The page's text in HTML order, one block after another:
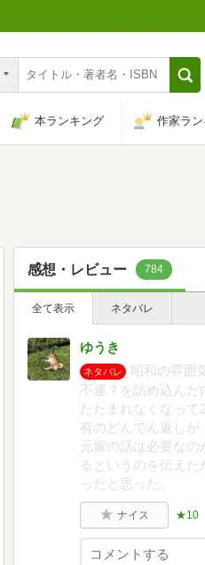
本ランキング 作家ラ
感想・レビュー 784
全て表示 ネタバレ
ゆうき
ネタバレ
昭和の雰囲
不運？を詰め込ん
たたまれなくなっ
有のどんでん返しが
元嫁の話は必要な
るというのを伝え
ったと思った。
ナイス ★10